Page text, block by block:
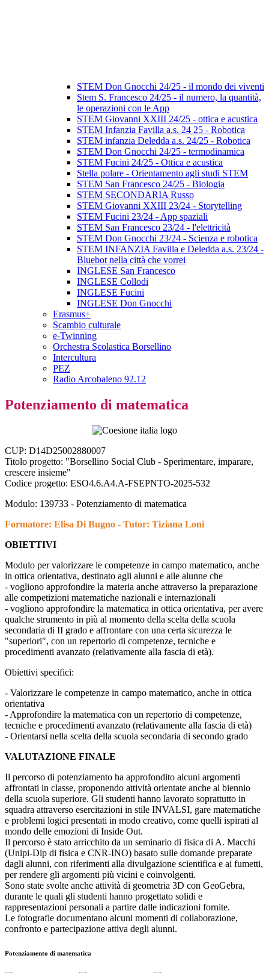
STEM Don Gnocchi 24/25 - il mondo dei viventi
Stem S. Francesco 24/25 - il numero, la quantità,
le operazioni con le App
STEM Giovanni XXIII 24/25 - ottica e acustica
STEM Infanzia Favilla a.s. 24 25 - Robotica
STEM infanzia Deledda a.s. 24/25 - Robotica
STEM Don Gnocchi 24/25 - termodinamica
STEM Fucini 24/25 - Ottica e acustica
Stella polare - Orientamento agli studi STEM
STEM San Francesco 24/25 - Biologia
STEM SECONDARIA Russo
STEM Giovanni XXIII 23/24 - Storytelling
STEM Fucini 23/24 - App spaziali
STEM San Francesco 23/24 - l'elettricità
STEM Don Gnocchi 23/24 - Scienza e robotica
STEM INFANZIA Favilla e Deledda a.s. 23/24 -
Bluebot nella città che vorrei
INGLESE San Francesco
INGLESE Collodi
INGLESE Fucini
INGLESE Don Gnocchi
Erasmus+
Scambio culturale
e-Twinning
Orchestra Scolastica Borsellino
Intercultura
PEZ
Radio Arcobaleno 92.12
Potenziamento di matematica
CUP: D14D25002880007
Titolo progetto: "Borsellino Social Club - Sperimentare, imparare,
crescere insieme"
Codice progetto: ESO4.6.A4.A-FSEPNTO-2025-532
Modulo: 139733 - Potenziamento di matematica
Formatore: Elisa Di Bugno - Tutor: Tiziana Loni
OBIETTIVI
Modulo per valorizzare le competenze in campo matematico, anche
in ottica orientativa, destinato agli alunni e alle alunne che
- vogliono approfondire la materia anche attraverso la preparazione
alle competizioni matematiche nazionali e internazionali
- vogliono approfondire la matematica in ottica orientativa, per avere
qualche strumento in più al momento della scelta della scuola
secondaria di II grado e affrontare con una certa sicurezza le
"superiori", con un repertorio di competenze, tecniche e
procedimenti avanzato (relativamente alla fascia di età).
Obiettivi specifici:
- Valorizzare le competenze in campo matematico, anche in ottica
orientativa
- Approfondire la matematica con un repertorio di competenze,
tecniche e procedimenti avanzato (relativamente alla fascia di età)
- Orientarsi nella scelta della scuola secondaria di secondo grado
VALUTAZIONE FINALE
Il percorso di potenziamento ha approfondito alcuni argomenti
affrontati in classe, proponendo attività orientate anche al biennio
della scuola superiore. Gli studenti hanno lavorato soprattutto in
squadra attraverso esercitazioni in stile INVALSI, gare matematiche
e problemi logici presentati in modo creativo, come quelli ispirati al
mondo delle emozioni di Inside Out.
Il percorso è stato arricchito da un seminario di fisica di A. Macchi
(Unipi-Dip di fisica e CNR-INO) basato sulle domande preparate
dagli alunni, con riferimenti alla divulgazione scientifica e ai fumetti,
per rendere gli argomenti più vicini e coinvolgenti.
Sono state svolte anche attività di geometria 3D con GeoGebra,
durante le quali gli studenti hanno progettato solidi e
rappresentazioni personali a partire dalle indicazioni fornite.
Le fotografie documentano alcuni momenti di collaborazione,
confronto e partecipazione attiva degli alunni.
Potenziamento di matematica